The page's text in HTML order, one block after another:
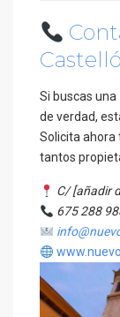
Si buscas una
de verdad,
Solicita
tantos
C/ [añadir
675 288